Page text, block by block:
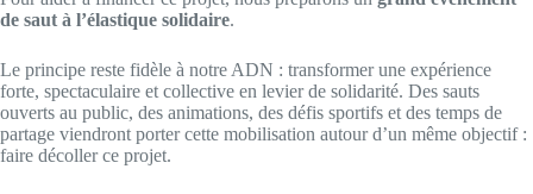
de saut à l’élastique solidaire.
Le principe reste fidèle à notre ADN : transformer une expérience
forte, spectaculaire et collective en levier de solidarité. Des sauts
ouverts au public, des animations, des défis sportifs et des temps de
partage viendront porter cette mobilisation autour d’un même objectif :
faire décoller ce projet.